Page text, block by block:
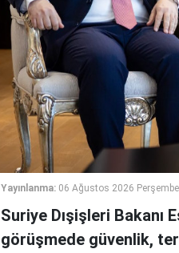
Yayınlanma: 06 Ağustos 2026
Suriye Dışişleri Bakanı
görüşmede güvenlik,